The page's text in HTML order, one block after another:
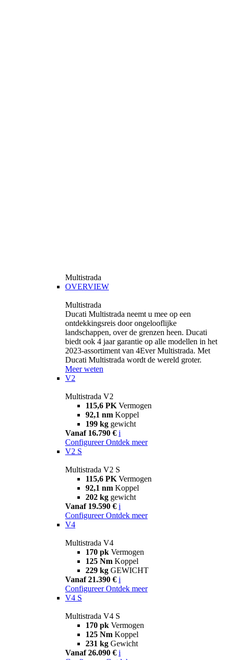
Multistrada
OVERVIEW
Multistrada
Ducati Multistrada neemt u mee op een
ontdekkingsreis door ongelooflijke
landschappen, over de grenzen heen. Ducati
biedt ook 4 jaar garantie op alle modellen in het
2023-assortiment van 4Ever Multistrada. Met
Ducati Multistrada wordt de wereld groter.
Meer weten
V2
Multistrada V2
115,6 PK Vermogen
92,1 nm Koppel
199 kg gewicht
Vanaf 16.790 € i
Configureer Ontdek meer
V2 S
Multistrada V2 S
115,6 PK Vermogen
92,1 nm Koppel
202 kg gewicht
Vanaf 19.590 € i
Configureer Ontdek meer
V4
Multistrada V4
170 pk Vermogen
125 Nm Koppel
229 kg GEWICHT
Vanaf 21.390 € i
Configureer Ontdek meer
V4 S
Multistrada V4 S
170 pk Vermogen
125 Nm Koppel
231 kg Gewicht
Vanaf 26.090 € i